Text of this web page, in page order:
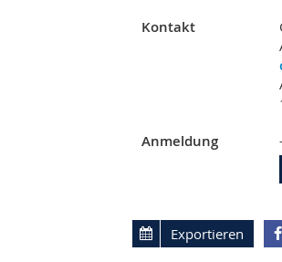
Kontakt
Anmeldung
Exportieren